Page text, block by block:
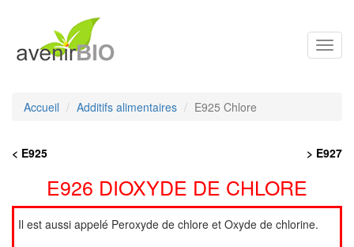
Accueil Additifs alimentaires E925 Chlore
< E925 > E927
E926 DIOXYDE DE CHLORE
Il est aussi appelé Peroxyde de chlore et Oxyde de chlorine.